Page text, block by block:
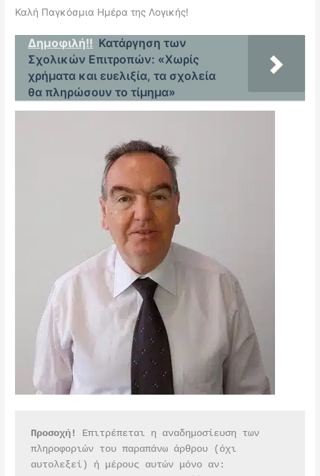
Καλή Παγκόσμια Ημέρα της Λογικής!
Δημοφιλή!! Κατάργηση των
Σχολικών Επιτροπών: «Χωρίς
χρήματα και ευελιξία, τα σχολεία
θα πληρώσουν το τίμημα»
Προσοχή!
Επιτρέπεται η αναδημοσίευση των
πληροφοριών του παραπάνω άρθρου (όχι
αυτολεξεί) ή μέρους αυτών μόνο αν: